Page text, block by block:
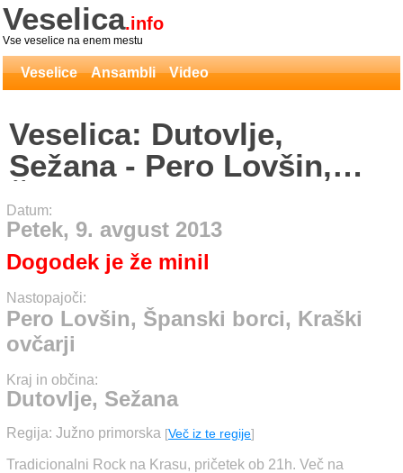
Veselica.info
Vse veselice na enem mestu
Veselice Ansambli Video
Veselica: Dutovlje,
Sežana - Pero Lovšin,
Španski borci, Kraški
ovčarji
Datum:
Petek, 9. avgust 2013
Dogodek je že minil
Nastopajoči:
Pero Lovšin, Španski borci, Kraški
ovčarji
Kraj in občina:
Dutovlje, Sežana
Regija: Južno primorska [Več iz te regije]
Tradicionalni Rock na Krasu, pričetek ob 21h. Več na